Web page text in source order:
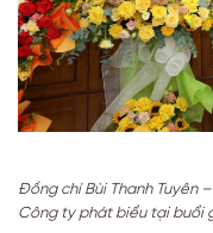
Đồng chí Bùi Thanh Tuyên
Công ty phát biểu tại buổi